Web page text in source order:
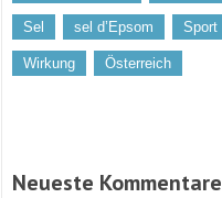
Sel sel d’Epsom Sport
Wirkung Österreich
Neueste Kommentare